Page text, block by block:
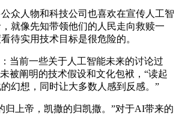
人物和科技公司也喜欢在宣传人工智
就像先知带领他们的人民走向救赎一
待实用技术目标是很危险的。
前一些关于人工智能未来的讨论过
被阐明的技术假设和文化包袱，“读起
幻想，同时让大多数人感到反感。”
上帝，凯撒的归凯撒。”对于AI带来的